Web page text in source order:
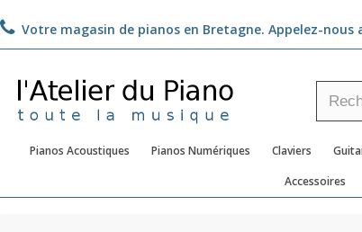
Votre magasin de pianos en Bretagne. Appelez-nous
Pianos Acoustiques Pianos Numériques Claviers
Accessoires